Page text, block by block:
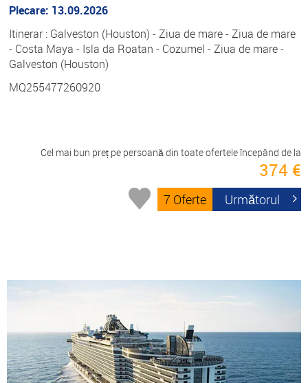
Plecare: 13.09.2026
Itinerar : Galveston (Houston) - Ziua de mare - Ziua de mare
- Costa Maya - Isla da Roatan - Cozumel - Ziua de mare -
Galveston (Houston)
MQ255477260920
Cel mai bun preț pe persoană din toate ofertele începând de la
374 €
7 Oferte Următorul